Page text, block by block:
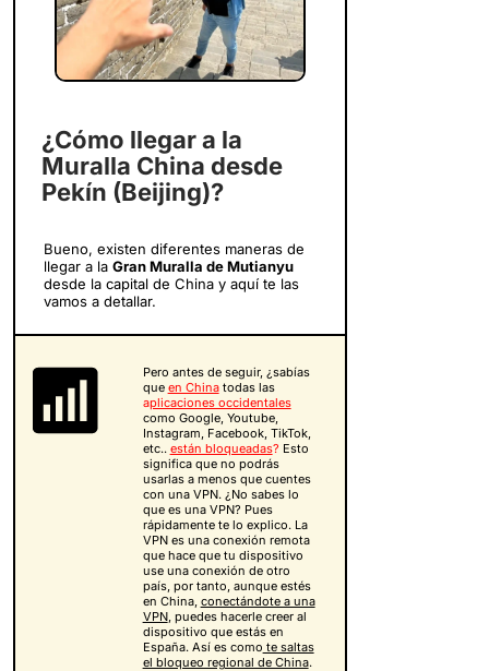
¿Cómo llegar a la
Muralla China desde
Pekín (Beijing)?
Bueno, existen diferentes maneras de
llegar a la Gran Muralla de Mutianyu
desde la capital de China y aquí te las
vamos a detallar.
Pero antes de seguir, ¿sabías
que en Chinatodas las
aplicaciones occidentales
como Google, Youtube,
Instagram, Facebook, TikTok,
etc.. están bloqueadas? Esto
significa que no podrás
usarlas a menos que cuentes
con una VPN. ¿No sabes lo
que es una VPN? Pues
rápidamente te lo explico. La
VPN es una conexión remota
que hace que tu dispositivo
use una conexión de otro
país, por tanto, aunque estés
en China, conectándote a una
VPN, puedes hacerle creer al
dispositivo que estás en
España. Así es como te saltas
el bloqueo regional de China.